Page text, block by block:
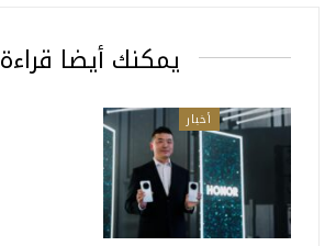
يمكنك أيضا قراءة
أخبار